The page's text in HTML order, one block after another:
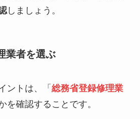
しましょう。
業者を選ぶ
ントは、「 総務省登録修理業
を確認することです。